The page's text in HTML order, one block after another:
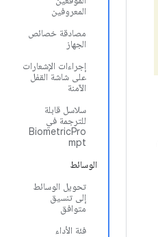
المعروفين
مصادقة خصائص
الجهاز
إجراءات الإشعارات
على شاشة القفل
الآمنة
سلاسل قابلة
للترجمة في
BiometricPro
mpt
الوسائط
تحويل الوسائط
إلى تنسيق
متوافق
فئة الأداء